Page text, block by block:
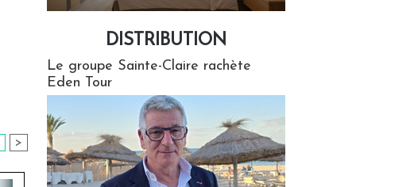
>
DISTRIBUTION
Le groupe Sainte-Claire rachète
Eden Tour